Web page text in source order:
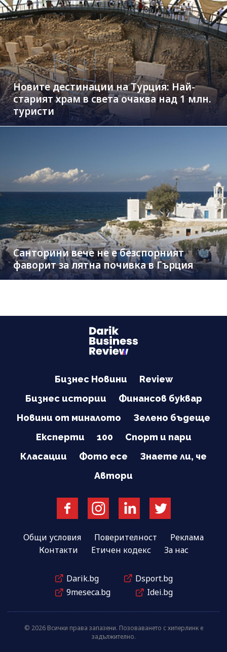
Новите дестинации на Турция: Най-
старият храм в света очаква над 1 млн.
туристи
Санторини вече не е безспорният
фаворит за лятна почивка в Гърция
Бизнес Новини
Review
Бизнес истории
Финансов буквар
Новини от миналото
Зелено бъдеще
Експерти
100
Спорт и пари
Класации
Фото есе
Знаете ли, че
Автори
Общи условия Поверителност
Реклама
Контакти
Етичен кодекс За нас
Darik.bg
Dsport.bg
9meseca.bg
Idei.bg
© 2026 Всички права запазени. Позоваването с хиперлинк е
задължително.